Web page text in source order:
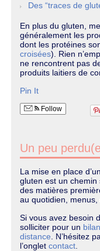
Des “traces de
En plus du gluten,
généralement les
dont les protéines
croisées). Rien
ne rencontrent pas
produits laitiers de
Pin It
Follow
Un peu
La mise en place
gluten est un chemin
des matières
au quotidien, menus,
Si vous avez besoin
solliciter pour un
distance . N’hésitez
l’onglet contact